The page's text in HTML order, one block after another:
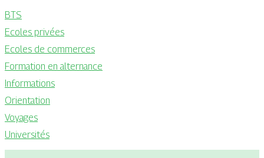
BTS
Ecoles privées
Ecoles de commerces
Formation en alternance
Informations
Orientation
Voyages
Universités